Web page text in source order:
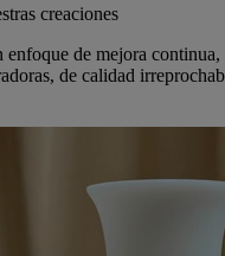
creaciones
enfoque de mejora
de calidad